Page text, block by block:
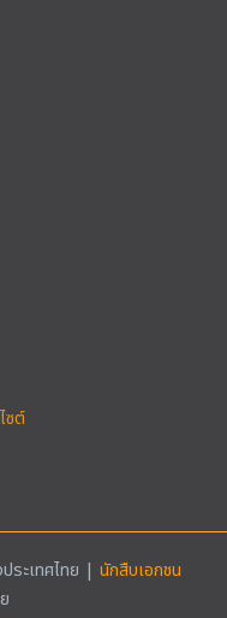
ซต์
ะเทศไทย | นักสืบเอกชน